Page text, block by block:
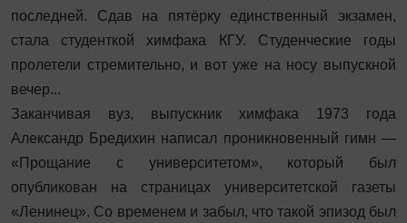
последней. Сдав на пятёрку единственный экзамен,
стала студенткой химфака КГУ. Студенческие годы
пролетели стремительно, и вот уже на носу выпускной
вечер...
Заканчивая вуз, выпускник химфака 1973 года
Александр Бредихин написал проникновенный гимн —
«Прощание с университетом», который был
опубликован на страницах университетской газеты
«Ленинец». Со временем и забыл, что такой эпизод был